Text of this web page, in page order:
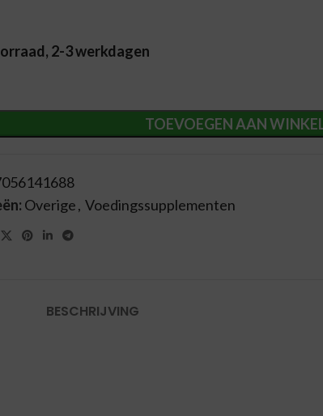
2-3 werkdagen
TOEVOEGEN AAN
Overige, Voedingssupplementen
BESCHRIJVING